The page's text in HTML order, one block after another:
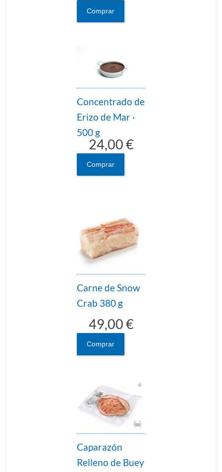
Comprar
Concentrado de
Erizo de Mar ·
500 g
24,00 €
Comprar
Carne de Snow
Crab 380 g
49,00 €
Comprar
Caparazón
Relleno de Buey